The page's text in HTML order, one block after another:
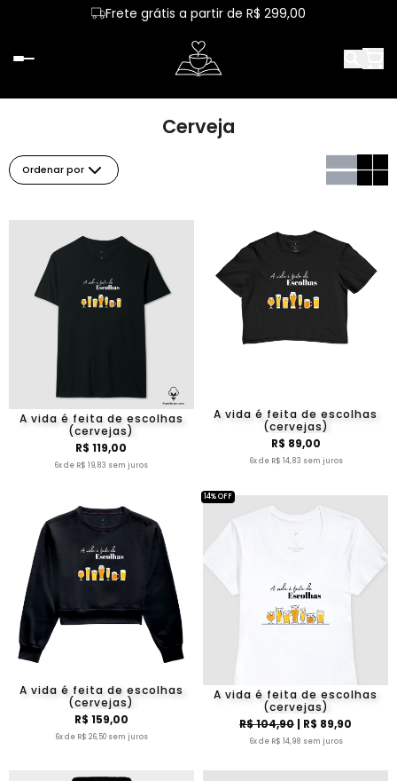
Frete grátis a partir de R$ 299,00
Cerveja
Ordenar por
A vida é feita de escolhas
(cervejas)
R$ 119,00
6x de R$ 19,83 sem juros
A vida é feita de escolhas
(cervejas)
R$ 89,00
6x de R$ 14,83 sem juros
A vida é feita de escolhas
(cervejas)
R$ 159,00
6x de R$ 26,50 sem juros
A vida é feita de escolhas
(cervejas)
R$ 104,90| R$ 89,90
6x de R$ 14,98 sem juros
14% OFF